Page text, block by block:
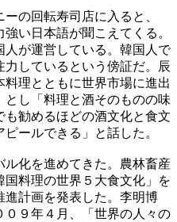
の回転寿司店に入ると、
い日本語が聞こえてくる。
が運営している。韓国人で
しているという傍証だ。辰
理とともに世界市場に進出
とし「料理と酒そのものの味
勧めるほどの酒文化と食文
ールできる」と話した。
化を進めてきた。農林畜産
料理の世界５大食文化」を
進計画を発表した。李明博
０９年４月、「世界の人々の